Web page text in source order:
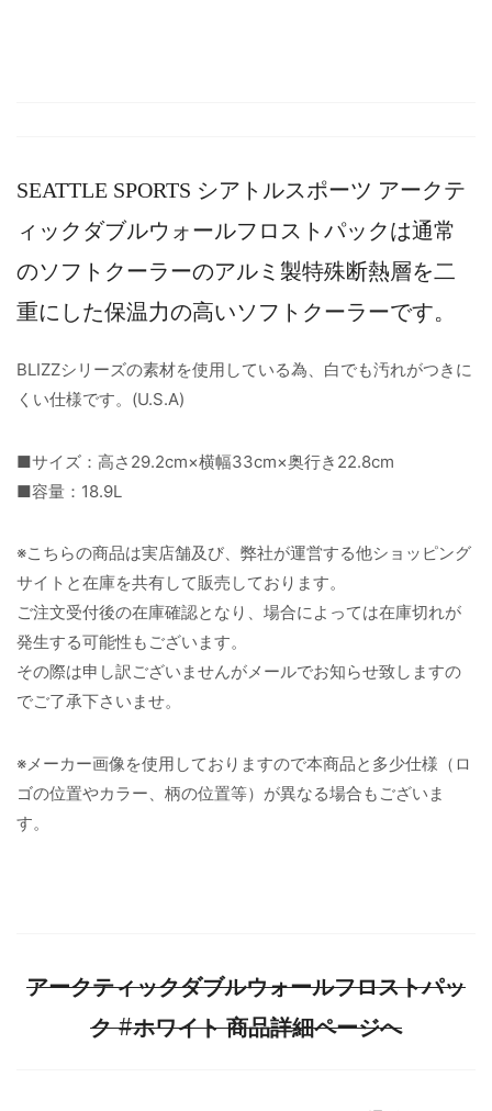
SEATTLE SPORTS シアトルスポーツ アークテ
ィックダブルウォールフロストパックは通常
のソフトクーラーのアルミ製特殊断熱層を二
重にした保温力の高いソフトクーラーです。
BLIZZシリーズの素材を使用している為、白でも汚れがつきに
くい仕様です。(U.S.A)
■サイズ：高さ29.2cm×横幅33cm×奥行き22.8cm
■容量：18.9L
※こちらの商品は実店舗及び、弊社が運営する他ショッピング
サイトと在庫を共有して販売しております。
ご注文受付後の在庫確認となり、場合によっては在庫切れが
発生する可能性もございます。
その際は申し訳ございませんがメールでお知らせ致しますの
でご了承下さいませ。
※メーカー画像を使用しておりますので本商品と多少仕様（ロ
ゴの位置やカラー、柄の位置等）が異なる場合もございま
す。
アークティックダブルウォールフロストパッ
ク #ホワイト 商品詳細ページへ